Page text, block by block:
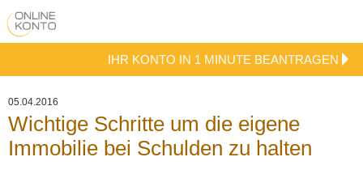
IHR KONTO IN 1 MINUTE BEANTRAGEN
05.04.2016
Wichtige Schritte um die eigene
Immobilie bei Schulden zu halten